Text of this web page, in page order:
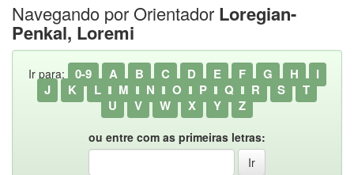
Navegando por Orientador Loregian-
Penkal, Loremi
Ir para: 0-9 A B C D E F G H
I
J
K L M N O P Q R S
T
U
V W X Y Z
ou entre com as primeiras letras: